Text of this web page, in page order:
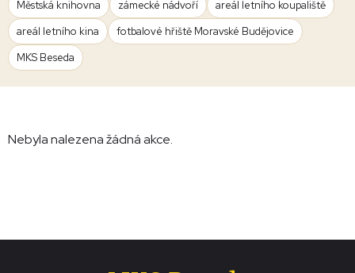
Městská knihovna zámecké nádvoří
areál letního koupaliště
areál letního kina
fotbalové hřiště Moravské Budějovice
MKS Beseda
Nebyla nalezena žádná akce.